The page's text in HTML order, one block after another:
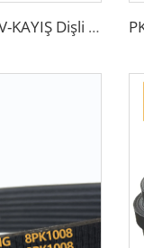
Otomobil A65 A66 A67 A68 A69 V-KAYIŞ Dişli Kayış Kauçuk BX70 V Fan Kayışı